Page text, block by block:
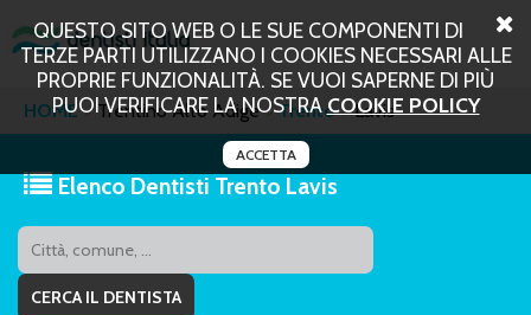
QUESTO SITO WEB O LE SUE COMPONENTI DI
TERZE PARTI UTILIZZANO I COOKIES NECESSARI ALLE
PROPRIE FUNZIONALITÀ. SE VUOI SAPERNE DI PIÙ
PUOI VERIFICARE LA NOSTRACOOKIE POLICY
ACCETTA
HOME Trentino Alto Adige Trento Lavis
Elenco Dentisti Trento Lavis